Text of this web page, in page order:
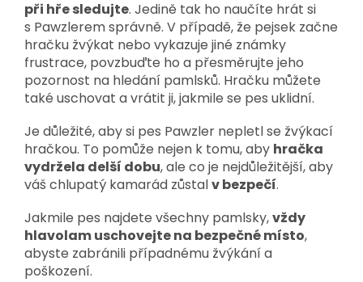
při hře sledujte. Jedině tak ho naučíte hrát si
s Pawzlerem správně. V případě, že pejsek začne
hračku žvýkat nebo vykazuje jiné známky
frustrace, povzbuďte ho a přesměrujte jeho
pozornost na hledání pamlsků. Hračku můžete
také uschovat a vrátit ji, jakmile se pes uklidní.
Je důležité, aby si pes Pawzler nepletl se žvýkací
hračkou. To pomůže nejen k tomu, aby hračka
vydržela delší dobu, ale co je nejdůležitější, aby
váš chlupatý kamarád zůstalv bezpečí.
Jakmile pes najdete všechny pamlsky,vždy
hlavolam uschovejte na bezpečné místo,
abyste zabránili případnému žvýkání a
poškození.